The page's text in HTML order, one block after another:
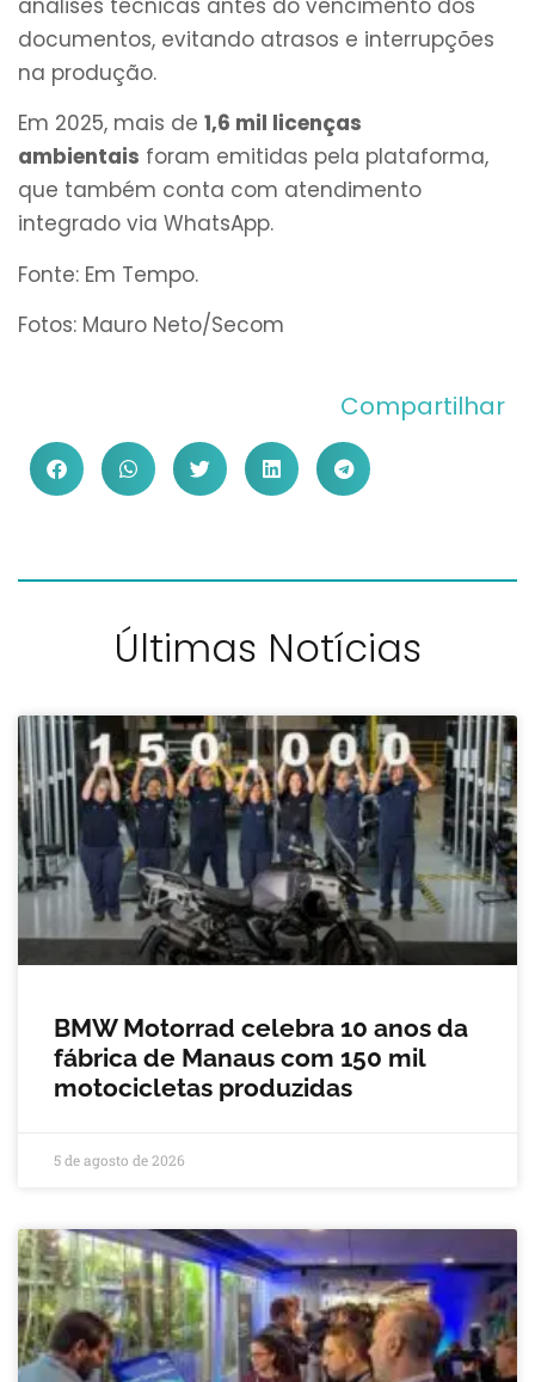
análises técnicas antes do vencimento dos
documentos, evitando atrasos e interrupções
na produção.
Em 2025, mais de 1,6 mil licenças
ambientais foram emitidas pela plataforma,
que também conta com atendimento
integrado via WhatsApp.
Fonte: Em Tempo.
Fotos: Mauro Neto/Secom
Compartilhar
Últimas Notícias
BMW Motorrad celebra 10 anos da
fábrica de Manaus com 150 mil
motocicletas produzidas
5 de agosto de 2026